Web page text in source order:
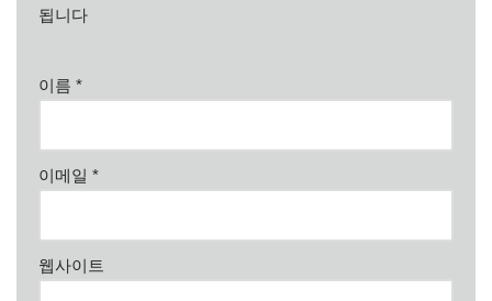
됩니다
이름 *
이메일 *
웹사이트